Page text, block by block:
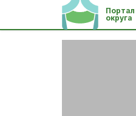
округа